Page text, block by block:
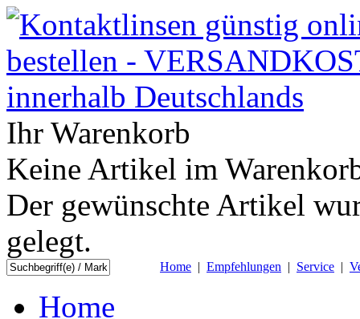
Ihr Warenkorb
Keine Artikel im
Der gewünschte Artikel
gelegt.
Home | Empfehlungen | Service |
Home